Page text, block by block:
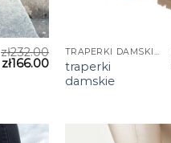
zł232.00
zł166.00
TRAPERKI DAMSKIE
traperki
damskie